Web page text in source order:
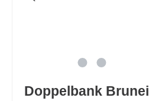
Doppelbank Brunei